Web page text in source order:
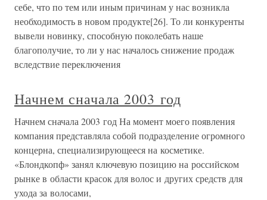
себе, что по тем или иным причинам у нас возникла
необходимость в новом продукте[26]. То ли конкуренты
вывели новинку, способную поколебать наше
благополучие, то ли у нас началось снижение продаж
вследствие переключения
Начнем сначала 2003 год
Начнем сначала 2003 год На момент моего появления
компания представляла собой подразделение огромного
концерна, специализирующееся на косметике.
«Блондкопф» занял ключевую позицию на российском
рынке в области красок для волос и других средств для
ухода за волосами,